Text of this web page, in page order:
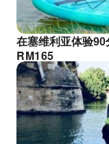
在塞维利亚体验
RM165